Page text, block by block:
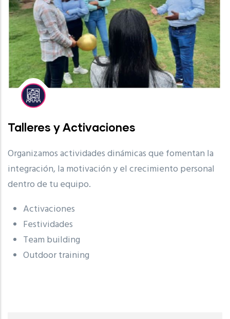
Talleres y Activaciones
Organizamos actividades dinámicas que fomentan la
integración, la motivación y el crecimiento personal
dentro de tu equipo.
Activaciones
Festividades
Team building
Outdoor training